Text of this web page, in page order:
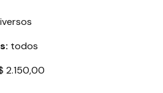
todos
2.150,00